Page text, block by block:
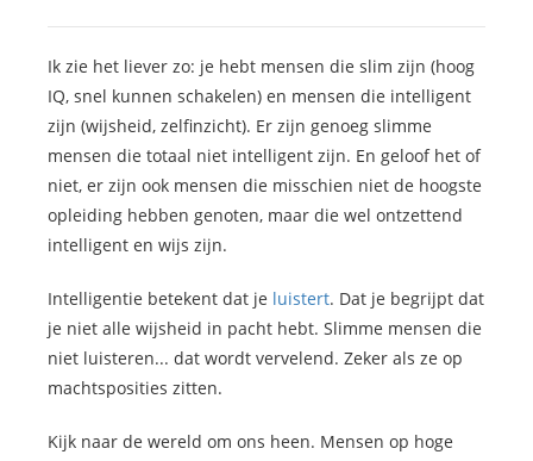
Ik zie het liever zo: je hebt mensen die slim zijn (hoog
IQ, snel kunnen schakelen) en mensen die intelligent
zijn (wijsheid, zelfinzicht). Er zijn genoeg slimme
mensen die totaal niet intelligent zijn. En geloof het of
niet, er zijn ook mensen die misschien niet de hoogste
opleiding hebben genoten, maar die wel ontzettend
intelligent en wijs zijn.
Intelligentie betekent dat je luistert. Dat je begrijpt dat
je niet alle wijsheid in pacht hebt. Slimme mensen die
niet luisteren... dat wordt vervelend. Zeker als ze op
machtsposities zitten.
Kijk naar de wereld om ons heen. Mensen op hoge